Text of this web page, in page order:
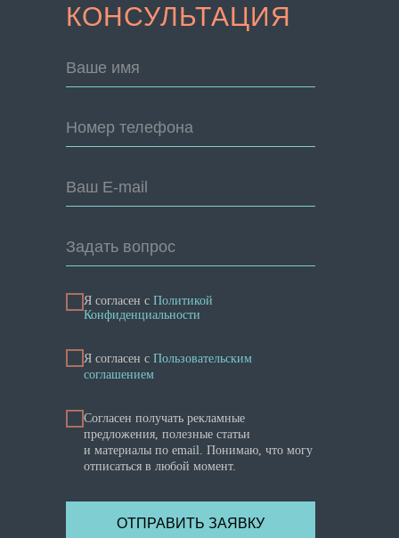
КОНСУЛЬТАЦИЯ
Ваше имя
Номер телефона
Ваш E-mail
Задать вопрос
Я согласен с Политикой
Конфиденциальности
Я cогласен с Пользовательским
соглашением
Согласен получать рекламные
предложения, полезные статьи
и материалы по email. Понимаю, что могу
отписаться в любой момент.
ОТПРАВИТЬ ЗАЯВКУ